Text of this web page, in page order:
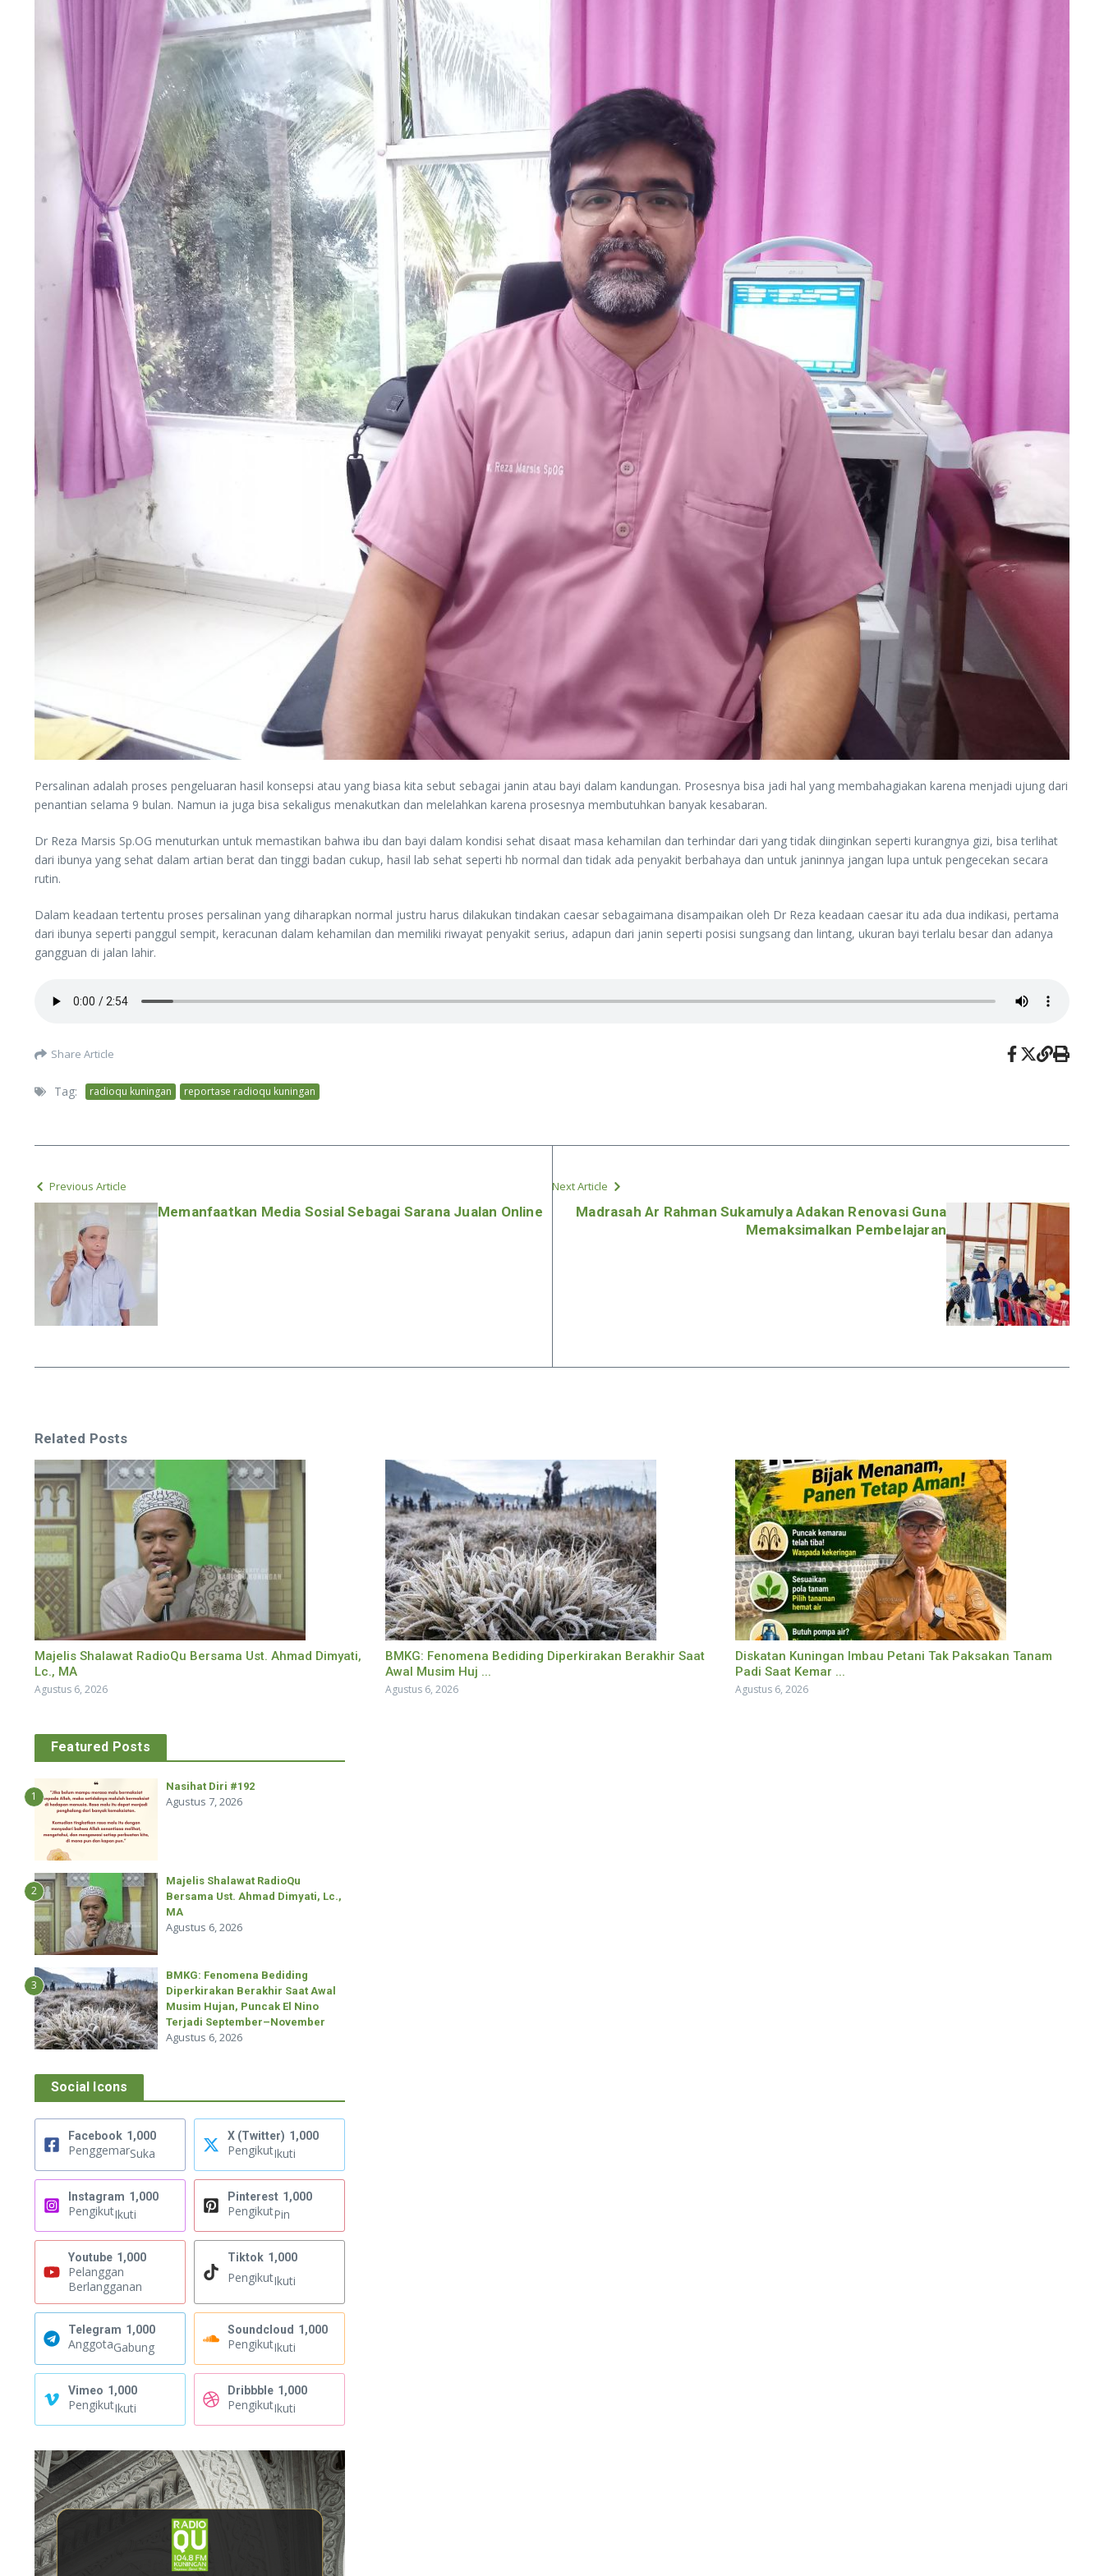
Persalinan adalah proses pengeluaran hasil konsepsi atau yang biasa kita sebut sebagai janin atau bayi dalam kandungan. Prosesnya bisa jadi hal yang membahagiakan karena menjadi ujung dari
penantian selama 9 bulan. Namun ia juga bisa sekaligus menakutkan dan melelahkan karena prosesnya membutuhkan banyak kesabaran.
Dr Reza Marsis Sp.OG menuturkan untuk memastikan bahwa ibu dan bayi dalam kondisi sehat disaat masa kehamilan dan terhindar dari yang tidak diinginkan seperti kurangnya gizi, bisa terlihat
dari ibunya yang sehat dalam artian berat dan tinggi badan cukup, hasil lab sehat seperti hb normal dan tidak ada penyakit berbahaya dan untuk janinnya jangan lupa untuk pengecekan secara
rutin.
Dalam keadaan tertentu proses persalinan yang diharapkan normal justru harus dilakukan tindakan caesar sebagaimana disampaikan oleh Dr Reza keadaan caesar itu ada dua indikasi, pertama
dari ibunya seperti panggul sempit, keracunan dalam kehamilan dan memiliki riwayat penyakit serius, adapun dari janin seperti posisi sungsang dan lintang, ukuran bayi terlalu besar dan adanya
gangguan di jalan lahir.
Share Article
Tag: radioqu kuningan reportase radioqu kuningan
Previous Article
Memanfaatkan Media Sosial Sebagai Sarana Jualan Online
Next Article
Madrasah Ar Rahman Sukamulya Adakan Renovasi Guna
Memaksimalkan Pembelajaran
Related Posts
Majelis Shalawat RadioQu Bersama Ust. Ahmad Dimyati,
Lc., MA
Agustus 6, 2026
BMKG: Fenomena Bediding Diperkirakan Berakhir Saat
Awal Musim Huj ...
Agustus 6, 2026
Diskatan Kuningan Imbau Petani Tak Paksakan Tanam
Padi Saat Kemar ...
Agustus 6, 2026
Featured Posts
1
Nasihat Diri #192
Agustus 7, 2026
2
Majelis Shalawat RadioQu
Bersama Ust. Ahmad Dimyati, Lc.,
MA
Agustus 6, 2026
3
BMKG: Fenomena Bediding
Diperkirakan Berakhir Saat Awal
Musim Hujan, Puncak El Nino
Terjadi September–November
Agustus 6, 2026
Social Icons
Facebook 1,000
PenggemarSuka
X (Twitter) 1,000
PengikutIkuti
Instagram 1,000
PengikutIkuti
Pinterest 1,000
PengikutPin
Youtube 1,000
Pelanggan
Berlangganan
Tiktok 1,000
PengikutIkuti
Telegram 1,000
AnggotaGabung
Soundcloud 1,000
PengikutIkuti
Vimeo 1,000
PengikutIkuti
Dribbble 1,000
PengikutIkuti